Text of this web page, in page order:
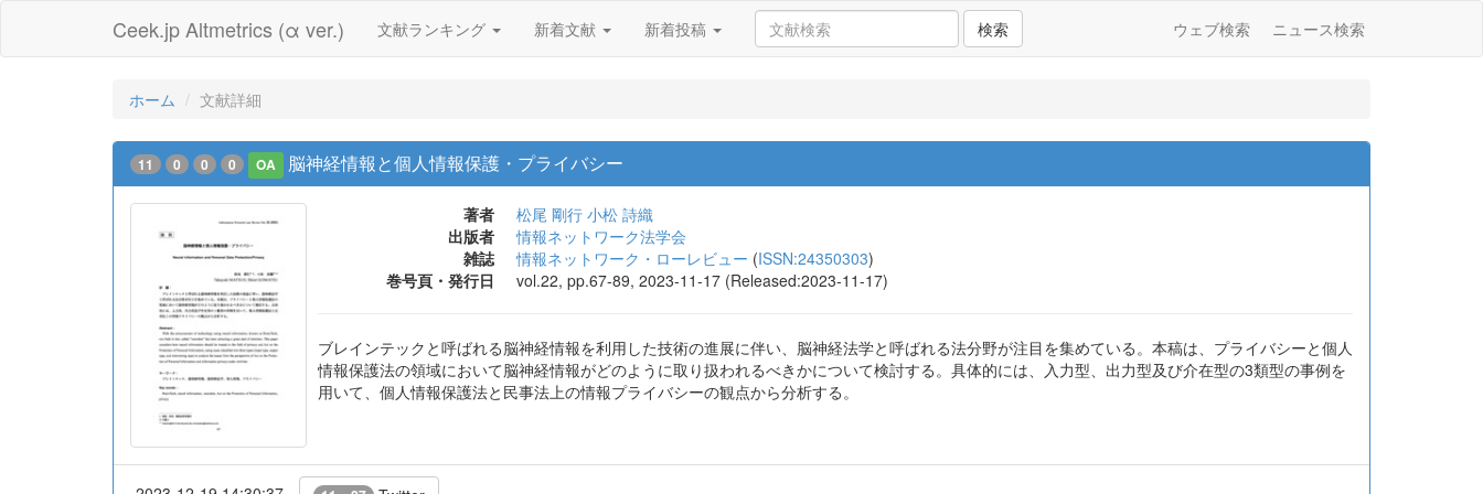
Ceek.jp Altmetrics (α ver.) 文献ランキング 新着文献 新着投稿 検索 ウェブ検索 ニュース検索
ホーム 文献詳細
11 0 0 0 OA 脳神経情報と個人情報保護・プライバシー
著者 松尾 剛行 小松 詩織
出版者
情報ネットワーク法学会
雑誌
情報ネットワーク・ローレビュー (ISSN:24350303)
巻号頁・発行日
vol.22, pp.67-89, 2023-11-17 (Released:2023-11-17)
ブレインテックと呼ばれる脳神経情報を利用した技術の進展に伴い、脳神経法学と呼ばれる法分野が注目を集めている。本稿は、プライバシーと個人
情報保護法の領域において脳神経情報がどのように取り扱われるべきかについて検討する。具体的には、入力型、出力型及び介在型の3類型の事例を
用いて、個人情報保護法と民事法上の情報プライバシーの観点から分析する。